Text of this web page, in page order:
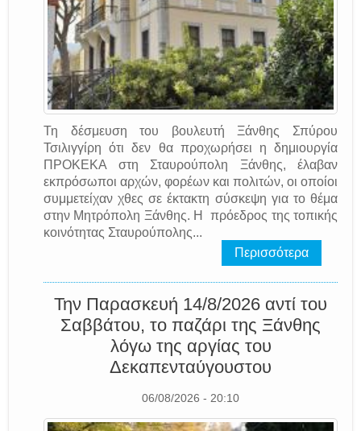
Τη δέσμευση του βουλευτή Ξάνθης Σπύρου
Τσιλιγγίρη ότι δεν θα προχωρήσει η δημιουργία
ΠΡΟΚΕΚΑ στη Σταυρούπολη Ξάνθης, έλαβαν
εκπρόσωποι αρχών, φορέων και πολιτών, οι οποίοι
συμμετείχαν χθες σε έκτακτη σύσκεψη για το θέμα
στην Μητρόπολη Ξάνθης. Η πρόεδρος της τοπικής
κοινότητας Σταυρούπολης...
Περισσότερα
Την Παρασκευή 14/8/2026 αντί του
Σαββάτου, το παζάρι της Ξάνθης
λόγω της αργίας του
Δεκαπενταύγουστου
06/08/2026 - 20:10